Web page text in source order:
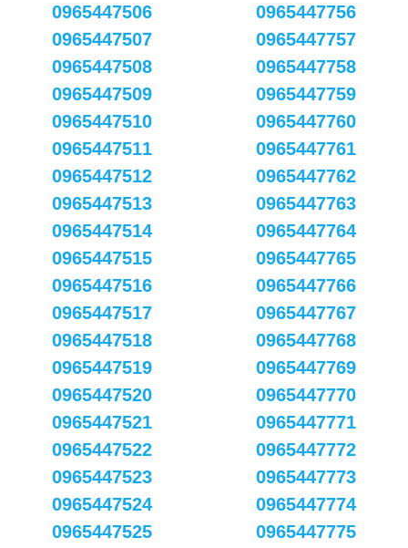
0965447506
0965447507
0965447508
0965447509
0965447510
0965447511
0965447512
0965447513
0965447514
0965447515
0965447516
0965447517
0965447518
0965447519
0965447520
0965447521
0965447522
0965447523
0965447524
0965447525
0965447756
0965447757
0965447758
0965447759
0965447760
0965447761
0965447762
0965447763
0965447764
0965447765
0965447766
0965447767
0965447768
0965447769
0965447770
0965447771
0965447772
0965447773
0965447774
0965447775